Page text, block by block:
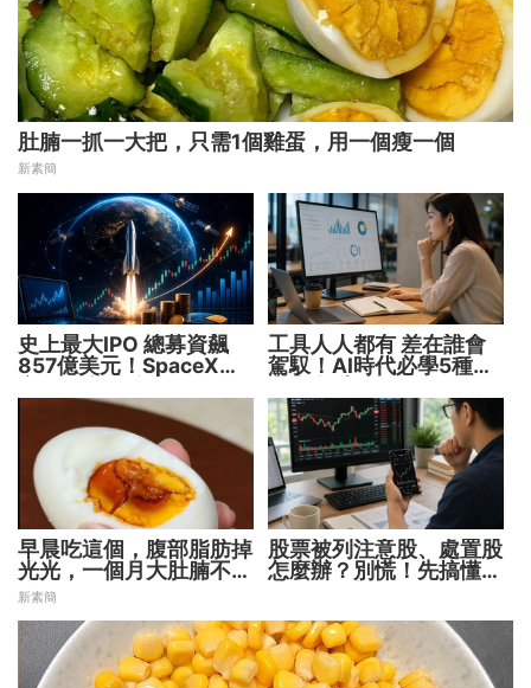
肚腩一抓一大把，只需1個雞蛋，用一個瘦一個
新素簡
史上最大IPO 總募資飆
857億美元！SpaceX升
工具人人都有 差在誰會
駕馭！AI時代必學5種能
早晨吃這個，腹部脂肪掉
光光，一個月大肚腩不見
了
新素簡
股票被列注意股、處置股
怎麼辦？別慌！先搞懂背